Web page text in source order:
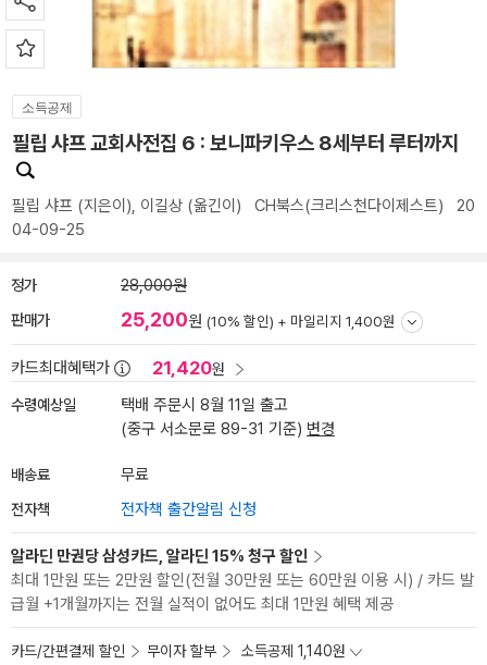
소득공제
필립 샤프 교회사전집 6 : 보니파키우스 8세부터 루터까지
필립 샤프 (지은이), 이길상 (옮긴이) CH북스(크리스천다이제스트) 20
04-09-25
정가 28,000원
판매가 25,200원 (10% 할인) + 마일리지 1,400원
카드최대혜택가 21,420원
수령예상일
택배 주문시 8월 11일 출고
(중구 서소문로 89-31 기준) 변경
배송료 무료
전자책 전자책 출간알림 신청
알라딘 만권당 삼성카드, 알라딘 15% 청구 할인
최대 1만원 또는 2만원 할인(전월 30만원 또는 60만원 이용 시) / 카드 발
급월 +1개월까지는 전월 실적이 없어도 최대 1만원 혜택 제공
카드/간편결제 할인 무이자 할부 소득공제 1,140원